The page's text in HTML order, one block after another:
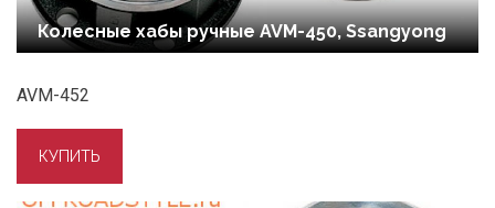
Колесные хабы ручные AVM-450, Ssangyong
AVM-452